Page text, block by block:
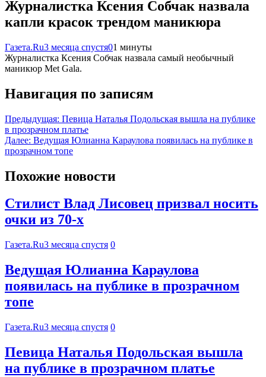
Журналистка Ксения Собчак назвала
капли красок трендом маникюра
Газета.Ru3 месяца спустя01 минуты
Журналистка Ксения Собчак назвала самый необычный
маникюр Met Gala.
Навигация по записям
Предыдущая: Певица Наталья Подольская вышла на публике
в прозрачном платье
Далее: Ведущая Юлианна Караулова появилась на публике в
прозрачном топе
Похожие новости
Стилист Влад Лисовец призвал носить
очки из 70-х
Газета.Ru3 месяца спустя 0
Ведущая Юлианна Караулова
появилась на публике в прозрачном
топе
Газета.Ru3 месяца спустя 0
Певица Наталья Подольская вышла
на публике в прозрачном платье